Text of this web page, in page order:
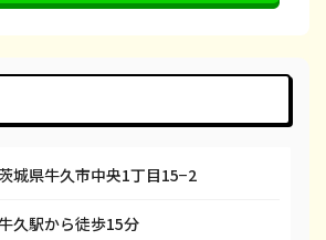
¥22,000
¥33,000
¥33,000
¥29,600
¥58,100
城県牛久市中央1丁目15−2
久駅から徒歩15分